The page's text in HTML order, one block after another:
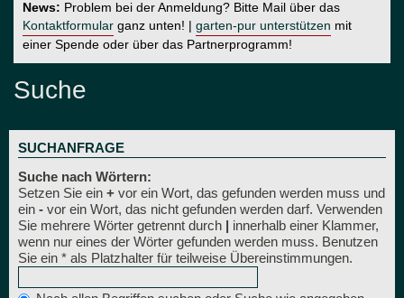
News: Problem bei der Anmeldung? Bitte Mail über das
Kontaktformular ganz unten! | garten-pur unterstützen mit
einer Spende oder über das Partnerprogramm!
Suche
SUCHANFRAGE
Suche nach Wörtern:
Setzen Sie ein + vor ein Wort, das gefunden werden muss und
ein - vor ein Wort, das nicht gefunden werden darf. Verwenden
Sie mehrere Wörter getrennt durch | innerhalb einer Klammer,
wenn nur eines der Wörter gefunden werden muss. Benutzen
Sie ein * als Platzhalter für teilweise Übereinstimmungen.